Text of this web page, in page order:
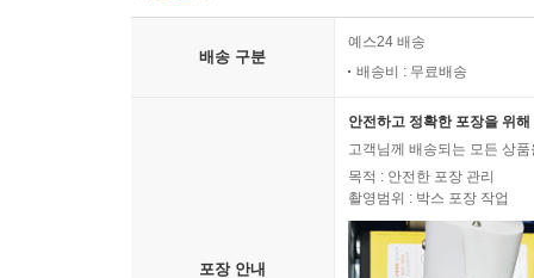
배송 구분
예스24 배송
배송비 : 무료배송
포장 안내
안전하고 정확한 포장을 위
고객님께 배송되는 모든 상
목적 : 안전한 포장 관리
촬영범위 : 박스 포장 작업